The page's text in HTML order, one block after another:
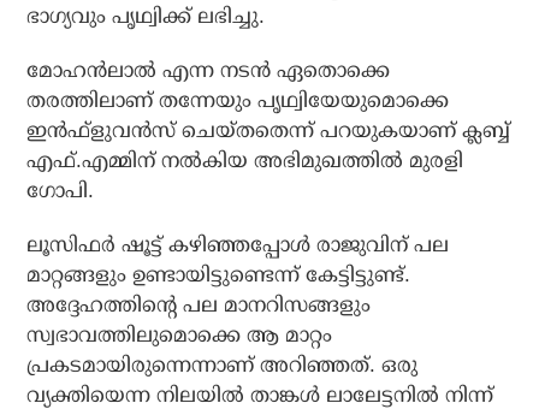
ഭാഗ്യവും പൃഥ്വിക്ക് ലഭിച്ചു.
മോഹന്‍ലാല്‍ എന്ന നടന്‍ ഏതൊക്കെ
തരത്തിലാണ് തന്നേയും പൃഥ്വിയേയുമൊക്കെ
ഇന്‍ഫ്‌ളുവന്‍സ് ചെയ്തതെന്ന് പറയുകയാണ് ക്ലബ്ബ്
എഫ്.എമ്മിന് നല്‍കിയ അഭിമുഖത്തില്‍ മുരളി
ഗോപി.
ലൂസിഫര്‍ ഷൂട്ട് കഴിഞ്ഞപ്പോള്‍ രാജുവിന് പല
മാറ്റങ്ങളും ഉണ്ടായിട്ടുണ്ടെന്ന് കേട്ടിട്ടുണ്ട്.
അദ്ദേഹത്തിന്റെ പല മാനറിസങ്ങളും
സ്വഭാവത്തിലുമൊക്കെ ആ മാറ്റം
പ്രകടമായിരുന്നെന്നാണ് അറിഞ്ഞത്. ഒരു
വ്യക്തിയെന്ന നിലയില്‍ താങ്കള്‍ ലാലേട്ടനില്‍ നിന്ന്